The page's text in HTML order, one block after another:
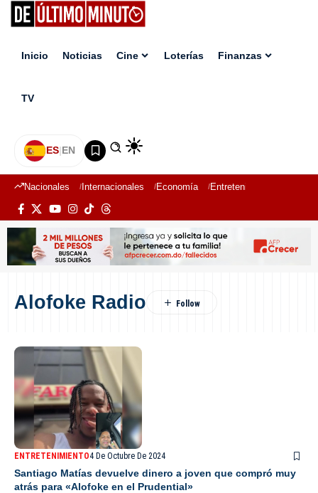
Inicio Noticias Cine Loterías Finanzas
TV
ES|EN
Nacionales Internacionales Economía Entretenimiento
Alofoke Radio
ENTRETENIMIENTO4 De Octubre De 2024
Santiago Matías devuelve dinero a joven que compró muy
atrás para «Alofoke en el Prudential»